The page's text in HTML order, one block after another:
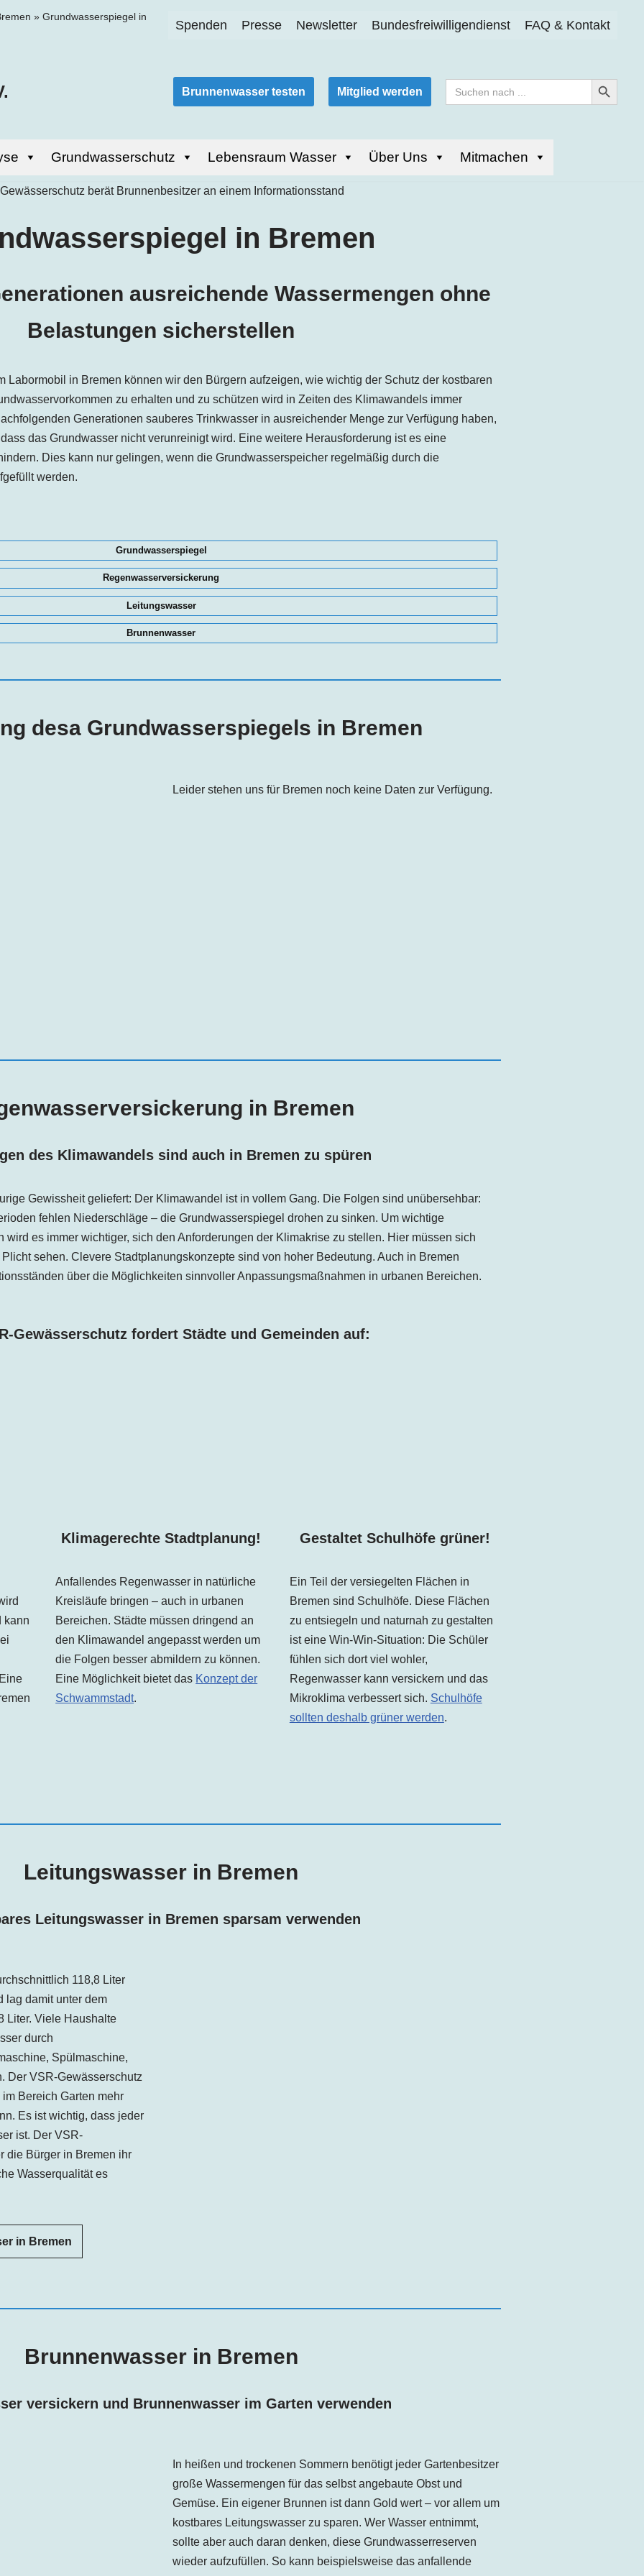
» Grundwasserspiegel in
Spenden Presse Newsletter Bundesfreiwilligendienst FAQ & Kontakt
Brunnenwasser testen Mitglied werden
Search
for:
Search Button
Grundwasserschutz Lebensraum Wasser Über Uns Mitmachen
in Bremen
ausreichende Wassermengen ohne
Belastungen sicherstellen
Labormobil in Bremen können wir den Bürgern aufzeigen, wie wichtig der Schutz der kostbaren
zu erhalten und zu schützen wird in Zeiten des Klimawandels immer
Generationen sauberes Trinkwasser in ausreichender Menge zur Verfügung haben,
das Grundwasser nicht verunreinigt wird. Eine weitere Herausforderung ist es eine
Dies kann nur gelingen, wenn die Grundwasserspeicher regelmäßig durch die
werden.
Grundwasserspiegel
Regenwasserversickerung
Leitungswasser
Brunnenwasser
desa Grundwasserspiegels in Bremen
Leider stehen uns für Bremen noch keine Daten zur Verfügung.
in Bremen
des Klimawandels sind auch in Bremen zu spüren
Gewissheit geliefert: Der Klimawandel ist in vollem Gang. Die Folgen sind unübersehbar:
fehlen Niederschläge – die Grundwasserspiegel drohen zu sinken. Um wichtige
wird es immer wichtiger, sich den Anforderungen der Klimakrise zu stellen. Hier müssen sich
sehen. Clevere Stadtplanungskonzepte sind von hoher Bedeutung. Auch in Bremen
über die Möglichkeiten sinnvoller Anpassungsmaßnahmen in urbanen Bereichen.
Gewässerschutz fordert Städte und Gemeinden auf:
kann
Klimagerechte Stadtplanung!
Anfallendes Regenwasser in natürliche
Kreisläufe bringen – auch in urbanen
Bereichen. Städte müssen dringend an
den Klimawandel angepasst werden um
die Folgen besser abmildern zu können.
Eine Möglichkeit bietet das Konzept der
Schwammstadt.
Gestaltet Schulhöfe grüner!
Ein Teil der versiegelten Flächen in
Bremen sind Schulhöfe. Diese Flächen
zu entsiegeln und naturnah zu gestalten
ist eine Win-Win-Situation: Die Schüler
fühlen sich dort viel wohler,
Regenwasser kann versickern und das
Mikroklima verbessert sich. Schulhöfe
sollten deshalb grüner werden.
Leitungswasser in Bremen
Leitungswasser in Bremen sparsam verwenden
118,8 Liter
lag damit unter dem
Liter. Viele Haushalte
durch
Spülmaschine,
Der VSR-Gewässerschutz
Bereich Garten mehr
Es ist wichtig, dass jeder
ist. Der VSR-
die Bürger in Bremen ihr
Wasserqualität es
in Bremen
Brunnenwasser in Bremen
versickern und Brunnenwasser im Garten verwenden
In heißen und trockenen Sommern benötigt jeder Gartenbesitzer
große Wassermengen für das selbst angebaute Obst und
Gemüse. Ein eigener Brunnen ist dann Gold wert – vor allem um
kostbares Leitungswasser zu sparen. Wer Wasser entnimmt,
sollte aber auch daran denken, diese Grundwasserreserven
wieder aufzufüllen. So kann beispielsweise das anfallende